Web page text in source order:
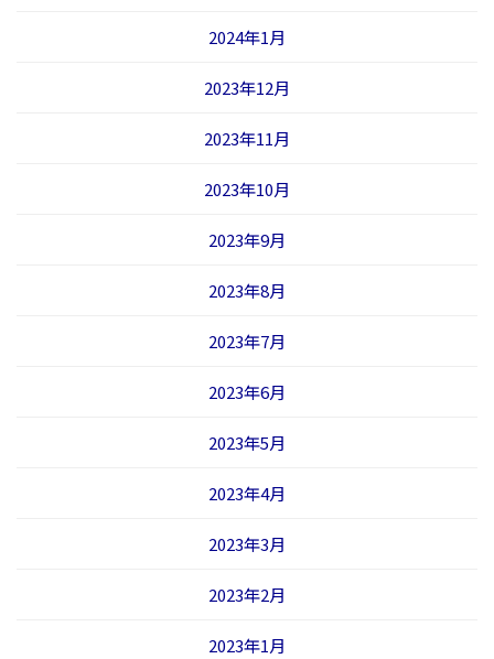
2024年1月
2023年12月
2023年11月
2023年10月
2023年9月
2023年8月
2023年7月
2023年6月
2023年5月
2023年4月
2023年3月
2023年2月
2023年1月